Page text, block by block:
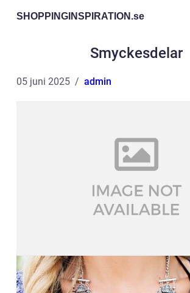
SHOPPINGINSPIRATION.se
Smyckesdelar
05 juni 2025 admin